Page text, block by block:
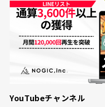
COLUMNコラム
資料請求
YouTubeチャンネル